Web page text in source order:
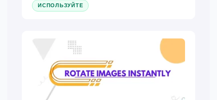
ИСПОЛЬЗУЙТЕ